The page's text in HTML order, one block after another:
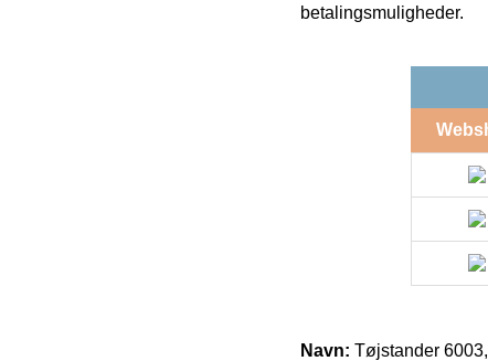
betalingsmuligheder.
Navn: Tøjstander